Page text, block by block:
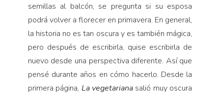
semillas al balcón, se pregunta si su esposa
podrá volver a florecer en primavera. En general,
la historia no es tan oscura y es también mágica,
pero después de escribirla, quise escribirla de
nuevo desde una perspectiva diferente. Así que
pensé durante años en cómo hacerlo. Desde la
primera página, La vegetariana salió muy oscura